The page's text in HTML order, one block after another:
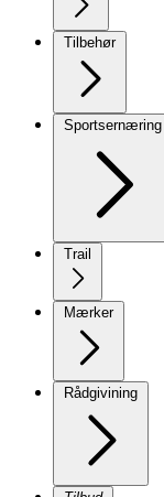
Tilbehør
Sportsernæring
Trail
Mærker
Rådgivining